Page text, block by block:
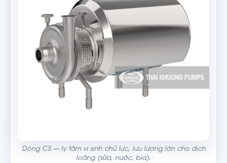
Dòng CS — ly tâm vi sinh chủ lực, lưu lượng lớn cho dịch
loãng (sữa, nước, bia).